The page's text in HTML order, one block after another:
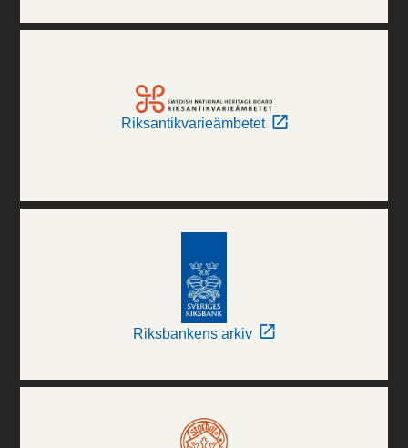
Riksantikvarieämbetet
Riksbankens arkiv